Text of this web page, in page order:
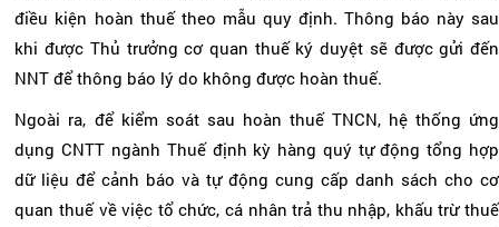
điều kiện hoàn thuế theo mẫu quy định. Thông báo này sau
khi được Thủ trưởng cơ quan thuế ký duyệt sẽ được gửi đến
NNT để thông báo lý do không được hoàn thuế.
Ngoài ra, để kiểm soát sau hoàn thuế TNCN, hệ thống ứng
dụng CNTT ngành Thuế định kỳ hàng quý tự động tổng hợp
dữ liệu để cảnh báo và tự động cung cấp danh sách cho cơ
quan thuế về việc tổ chức, cá nhân trả thu nhập, khấu trừ thuế